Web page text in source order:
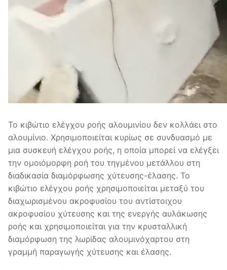
Το κιβώτιο ελέγχου ροής αλουμινίου δεν κολλάει στο
αλουμίνιο. Χρησιμοποιείται κυρίως σε συνδυασμό με
μια συσκευή ελέγχου ροής, η οποία μπορεί να ελέγξει
την ομοιόμορφη ροή του τηγμένου μετάλλου στη
διαδικασία διαμόρφωσης χύτευσης-έλασης. Το
κιβώτιο ελέγχου ροής χρησιμοποιείται μεταξύ του
διαχωρισμένου ακροφυσίου του αντίστοιχου
ακροφυσίου χύτευσης και της ενεργής αυλάκωσης
ροής και χρησιμοποιείται για την κρυσταλλική
διαμόρφωση της λωρίδας αλουμινόχαρτου στη
γραμμή παραγωγής χύτευσης και έλασης.